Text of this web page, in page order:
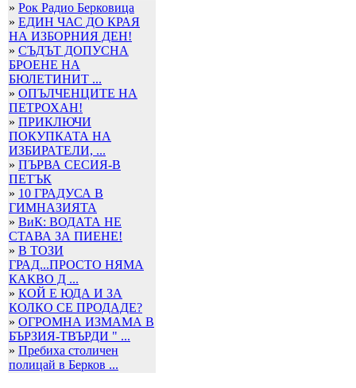
» Рок Радио Берковица
» ЕДИН ЧАС ДО КРАЯ
НА ИЗБОРНИЯ ДЕН!
» СЪДЪТ ДОПУСНА
БРОЕНЕ НА
БЮЛЕТИНИТ ...
» ОПЪЛЧЕНЦИТЕ НА
ПЕТРОХАН!
» ПРИКЛЮЧИ
ПОКУПКАТА НА
ИЗБИРАТЕЛИ, ...
» ПЪРВА СЕСИЯ-В
ПЕТЪК
» 10 ГРАДУСА В
ГИМНАЗИЯТА
» ВиК: ВОДАТА НЕ
СТАВА ЗА ПИЕНЕ!
» В ТОЗИ
ГРАД...ПРОСТО НЯМА
КАКВО Д ...
» КОЙ Е ЮДА И ЗА
КОЛКО СЕ ПРОДАДЕ?
» ОГРОМНА ИЗМАМА В
БЪРЗИЯ-ТВЪРДИ " ...
» Пребиха столичен
полицай в Берков ...